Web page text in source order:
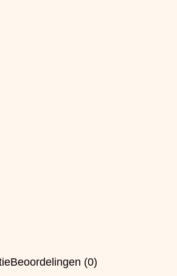
Beoordelingen (0)